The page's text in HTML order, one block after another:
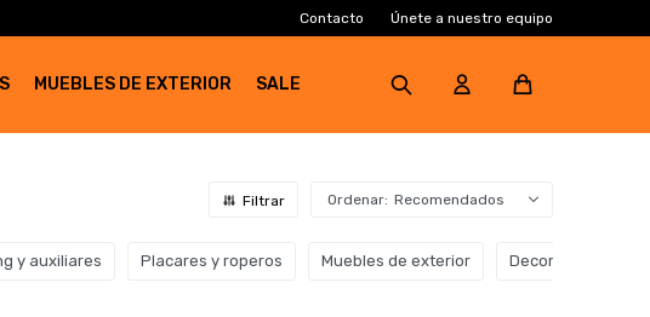
MUEBLES DE EXTERIOR SALE
Contacto Únete a nuestro equipo
Recomendados
y auxiliares Placares y roperos Muebles de exterior Decoración y